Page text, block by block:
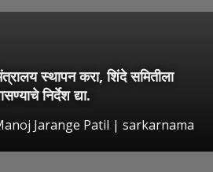
स्थापन करा, शिंदे समितीला
निर्देश द्या.
Jarange Patil | sarkarnama